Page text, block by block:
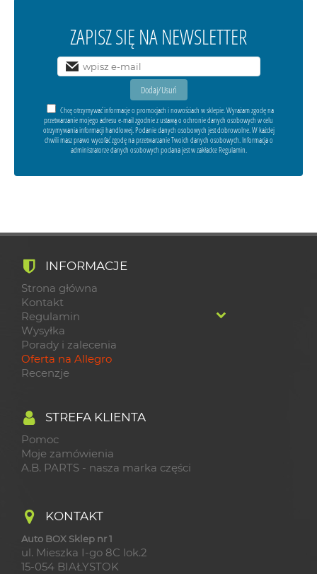
ZAPISZ SIĘ NA NEWSLETTER
Chcę otrzymywać informacje o promocjach i nowościach w sklepie. Wyrażam zgodę na
przetwarzanie mojego adresu e-mail zgodnie z ustawą o ochronie danych osobowych w celu
otrzymywania informacji handlowej. Podanie danych osobowych jest dobrowolne. W każdej
chwili masz prawo wycofać zgodę na przetwarzanie Twoich danych osobowych. Informacja o
administratorze danych osobowych podana jest w zakładce Regulamin.
INFORMACJE
Strona główna
Kontakt
Regulamin
Wysyłka
Porady i zalecenia
Oferta na Allegro
Recenzje
STREFA KLIENTA
Pomoc
Moje zamówienia
A.B. PARTS - nasza marka części
KONTAKT
Auto BOX Sklep nr 1
ul. Mieszka I-go 8C lok.2
15-054 BIAŁYSTOK